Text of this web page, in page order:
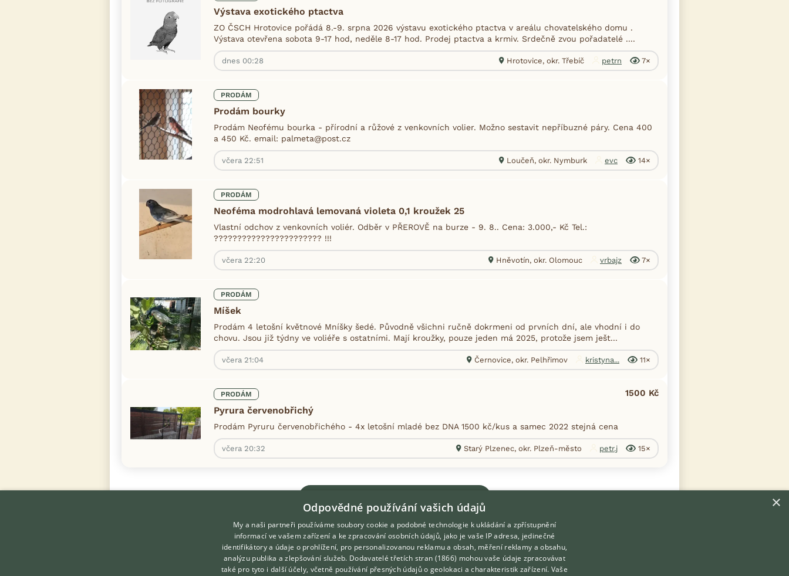
Výstava exotického ptactva
ZO ČSCH Hrotovice pořádá 8.-9. srpna 2026 výstavu exotického ptactva v areálu chovatelského domu .
Výstava otevřena sobota 9-17 hod, neděle 8-17 hod. Prodej ptactva a krmiv. Srdečně zvou pořadatelé ....
dnes 00:28 Hrotovice, okr. Třebíč petrn 7×
PRODÁM
Prodám bourky
Prodám Neofému bourka - přírodní a růžové z venkovních volier. Možno sestavit nepříbuzné páry. Cena 400
a 450 Kč. email: palmeta@post.cz
včera 22:51 Loučeň, okr. Nymburk evc 14×
PRODÁM
Neoféma modrohlavá lemovaná violeta 0,1 kroužek 25
Vlastní odchov z venkovních voliér. Odběr v PŘEROVĚ na burze - 9. 8.. Cena: 3.000,- Kč Tel.:
??????????????????????? !!!
včera 22:20 Hněvotín, okr. Olomouc vrbajz 7×
PRODÁM
Míšek
Prodám 4 letošní květnové Mníšky šedé. Původně všichni ručně dokrmeni od prvních dní, ale vhodní i do
chovu. Jsou již týdny ve voliéře s ostatními. Mají kroužky, pouze jeden má 2025, protože jsem ješt...
včera 21:04 Černovice, okr. Pelhřimov kristyna... 11×
PRODÁM
Pyrura červenobřichý
1500 Kč
Prodám Pyruru červenobřichého - 4x letošní mladé bez DNA 1500 kč/kus a samec 2022 stejná cena
včera 20:32 Starý Plzenec, okr. Plzeň-město petr.j 15×
KONTAKT DO REDAKCE DOMOVSKÁ STRÁNKA O nás
×
Odpovědné používání vašich údajů
My a naši partneři používáme soubory cookie a podobné technologie k ukládání a zpřístupnění
informací ve vašem zařízení a ke zpracování osobních údajů, jako je vaše IP adresa, jedinečné
identifikátory a údaje o prohlížení, pro personalizovanou reklamu a obsah, měření reklamy a obsahu,
analýzu publika a zlepšování služeb. Dodavatelé třetích stran (1866) mohou vaše údaje zpracovávat
také pro tyto i další účely, včetně používání přesných údajů o geolokaci a charakteristik zařízení. Vaše